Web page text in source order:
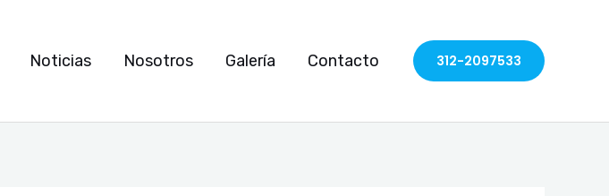
Noticias Nosotros Galería Contacto 312-2097533